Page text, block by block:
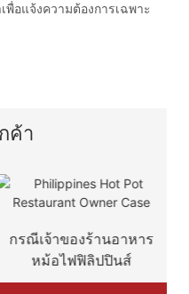
อแจ้งความต้องการเฉพาะ
ค้า
กรณีเจ้าของร้านอาหาร
หม้อไฟฟิลิปปินส์